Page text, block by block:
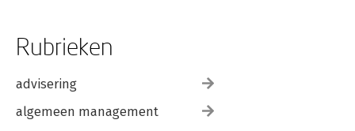
Rubrieken
advisering
algemeen management